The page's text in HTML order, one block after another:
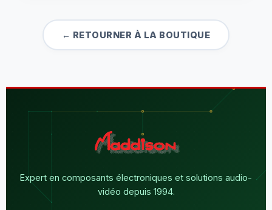
← RETOURNER À LA BOUTIQUE
Expert en composants électroniques et solutions audio-
vidéo depuis 1994.